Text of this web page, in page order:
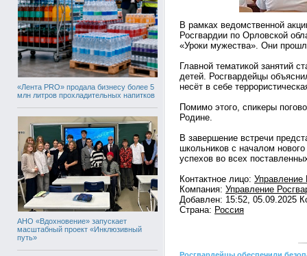
«Лента PRO» продала бизнесу более 5
млн литров прохладительных напитков
АНО «Вдохновение» запускает
масштабный проект «Инклюзивный
путь»
В рамках ведомственной
Росгвардии по Орловской
«Уроки мужества». Они
Главной тематикой занятий
детей. Росгвардейцы
несёт в себе
Помимо этого, спикеры
Родине.
В завершение встречи
школьников с началом
успехов во всех
Контактное лицо: Управление
Компания: Управление
Добавлен: 15:52, 05.09.2025
Страна: Россия